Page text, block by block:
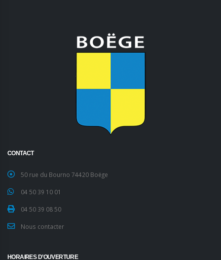
CONTACT
50 rue du Bourno 74420 Boëge
04 50 39 10 01
04 50 39 08 50
Nous contacter
HORAIRES D’OUVERTURE